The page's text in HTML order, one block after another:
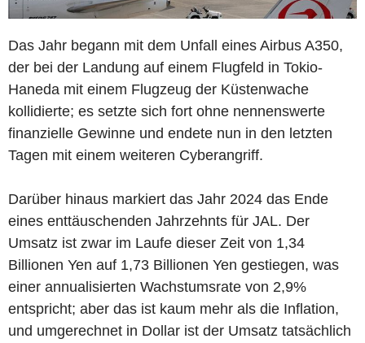
Das Jahr begann mit dem Unfall eines Airbus A350,
der bei der Landung auf einem Flugfeld in Tokio-
Haneda mit einem Flugzeug der Küstenwache
kollidierte; es setzte sich fort ohne nennenswerte
finanzielle Gewinne und endete nun in den letzten
Tagen mit einem weiteren Cyberangriff.
Darüber hinaus markiert das Jahr 2024 das Ende
eines enttäuschenden Jahrzehnts für JAL. Der
Umsatz ist zwar im Laufe dieser Zeit von 1,34
Billionen Yen auf 1,73 Billionen Yen gestiegen, was
einer annualisierten Wachstumsrate von 2,9%
entspricht; aber das ist kaum mehr als die Inflation,
und umgerechnet in Dollar ist der Umsatz tatsächlich